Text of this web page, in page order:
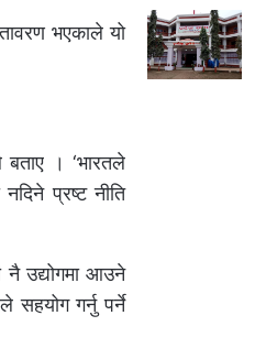
भएकाले यो
। ‘भारतले
प्रष्ट नीति
नै उद्योगमा आउने
सहयोग गर्नु पर्ने